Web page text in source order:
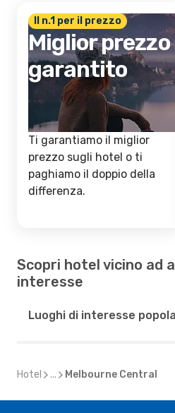
Il n.1 per il prezzo
Miglior prezzo
garantito
Ti garantiamo il miglior
prezzo sugli hotel o ti
paghiamo il doppio della
differenza.
Scopri hotel vicino ad
interesse
Luoghi di interesse
Hotel ... Melbourne Central